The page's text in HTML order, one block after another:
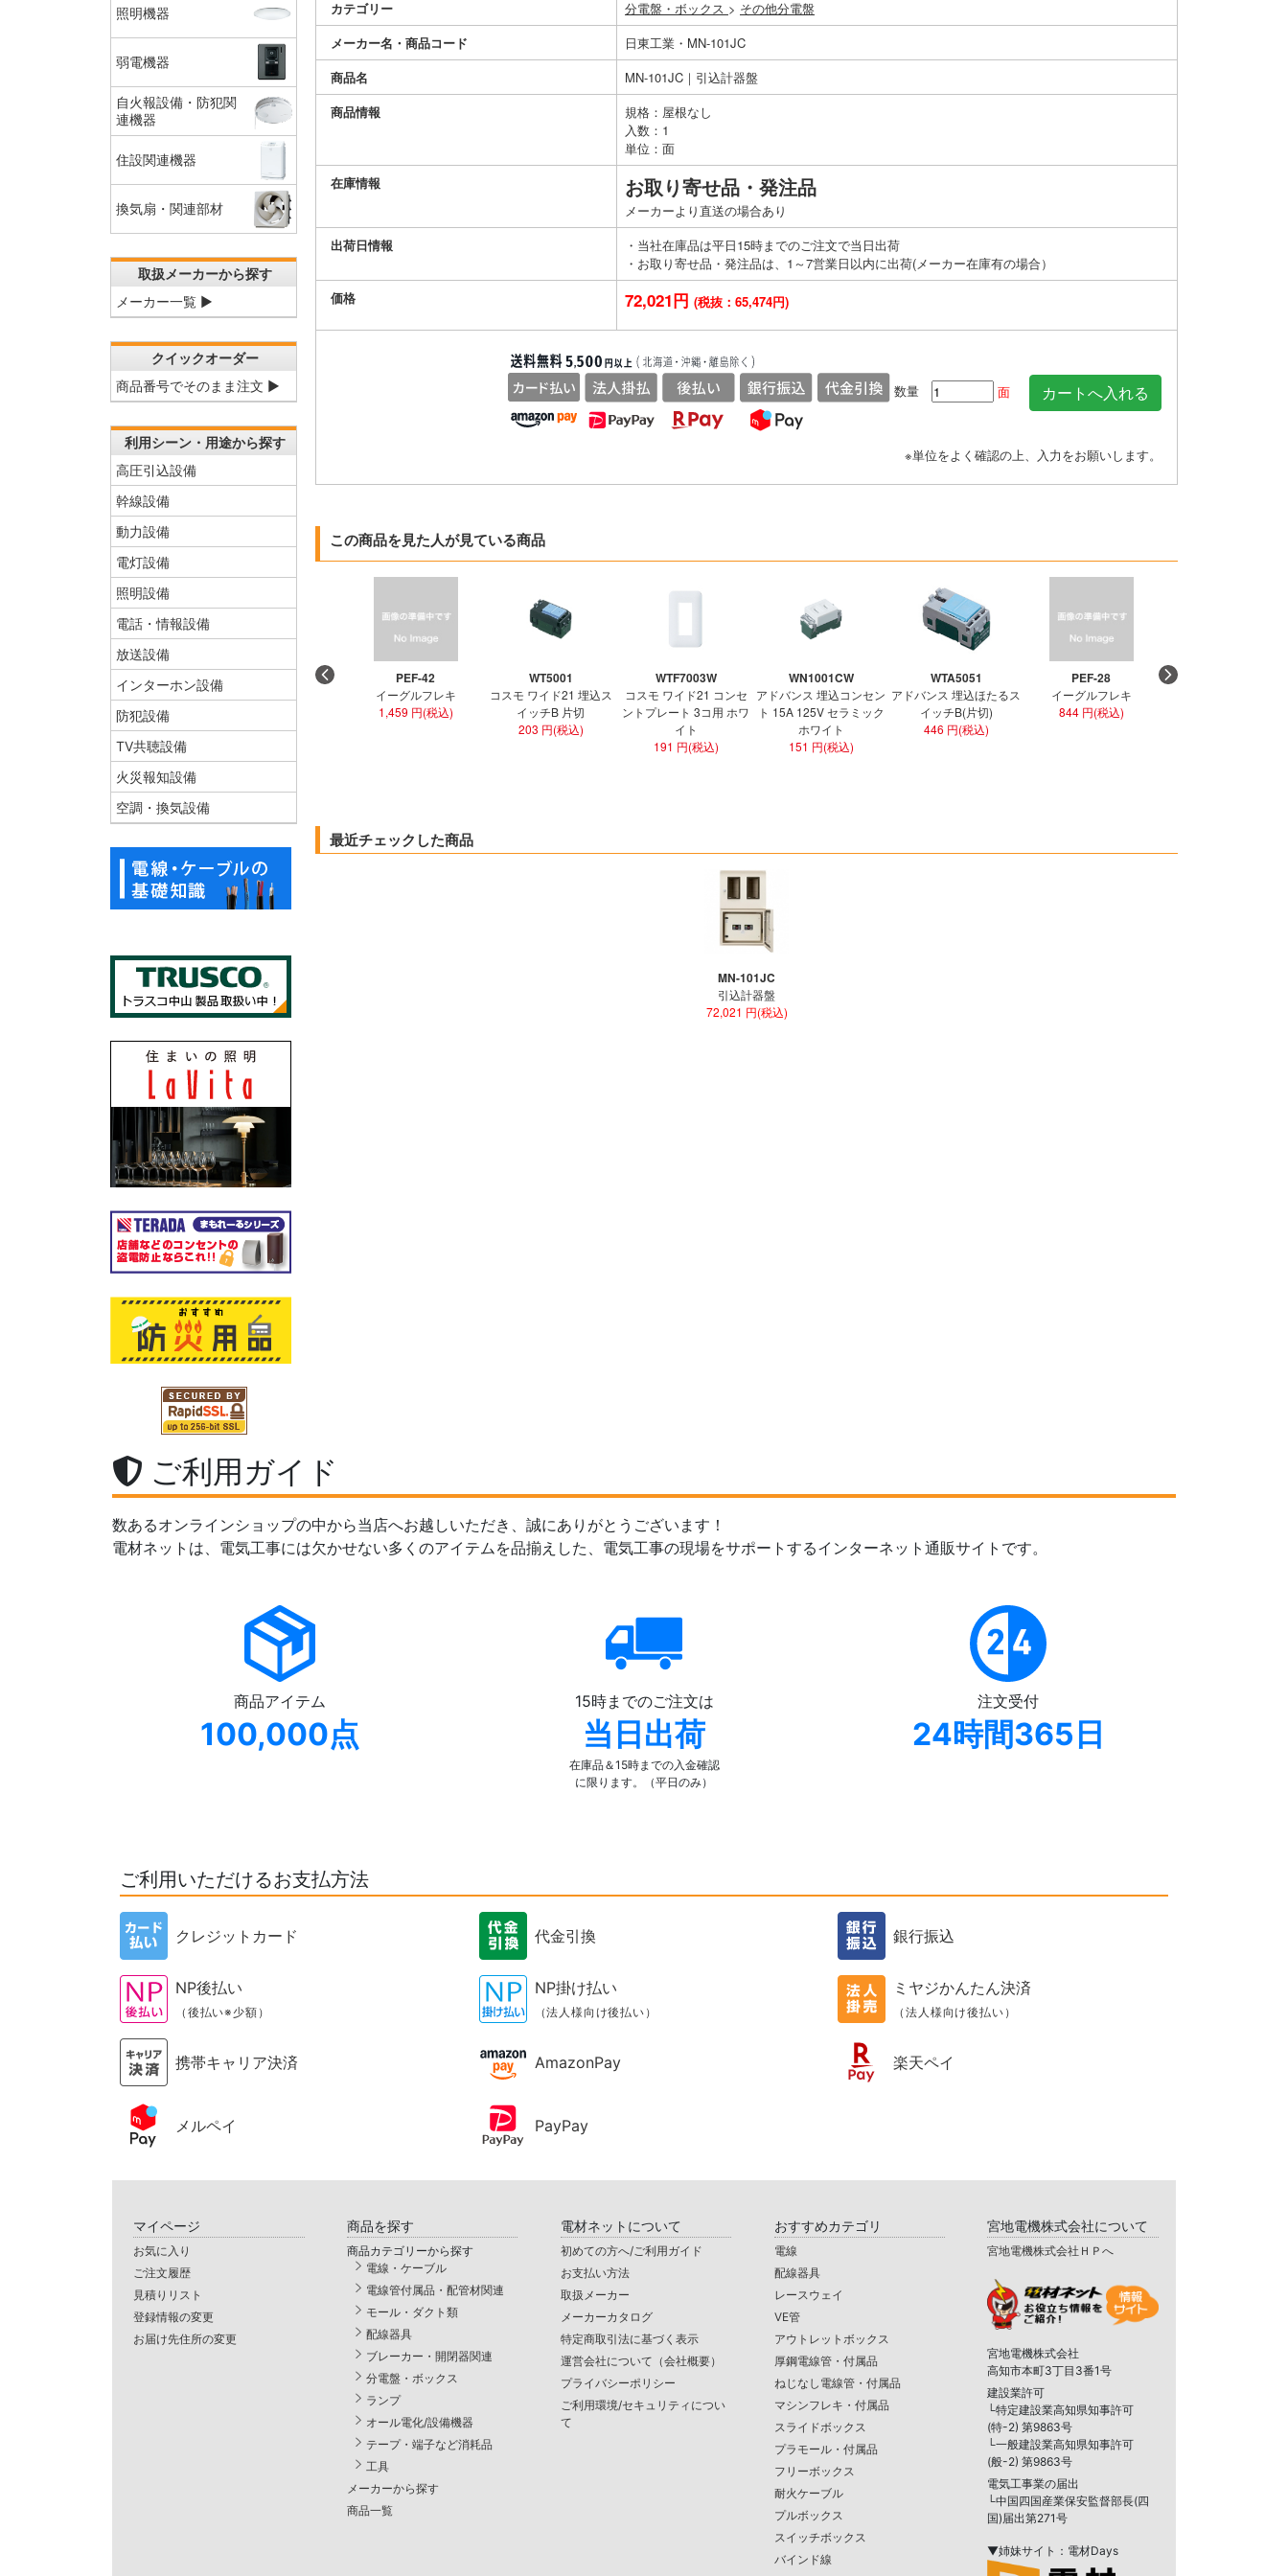
カテゴリー 分電盤・ボックス > その他分電盤
メーカー名・商品コード
日東工業・MN-101JC
商品名
MN-101JC｜引込計器盤
商品情報
規格：屋根なし
入数：1
単位：面
在庫情報
お取り寄せ品・発注品
メーカーより直送の場合あり
出荷日情報
・当社在庫品は平日15時までのご注文で当日出荷
・お取り寄せ品・発注品は、1～7営業日以内に出荷(メーカー在庫有の場合）
価格
72,021円 (税抜：65,474円)
数量 面
※単位をよく確認の上、入力をお願いします。
この商品を見た人が見ている商品
PEF-42
イーグルフレキ
1,459 円(税込)
WT5001
コスモ ワイド21 埋込ス
イッチB 片切
203 円(税込)
WTF7003W
コスモ ワイド21 コンセ
ントプレート 3コ用 ホワ
イト
191 円(税込)
WN1001CW
アドバンス 埋込コンセン
ト 15A 125V セラミック
ホワイト
151 円(税込)
WTA5051
アドバンス 埋込ほたるス
イッチB(片切)
446 円(税込)
PEF-28
イーグルフレキ
844 円(税込)
最近チェックした商品
MN-101JC
引込計器盤
72,021 円(税込)
照明機器
弱電機器
自火報設備・防犯関
連機器
住設関連機器
換気扇・関連部材
取扱メーカーから探す
メーカー一覧 ▶
クイックオーダー
商品番号でそのまま注文 ▶
利用シーン・用途から探す
高圧引込設備
幹線設備
動力設備
電灯設備
照明設備
電話・情報設備
放送設備
インターホン設備
防犯設備
TV共聴設備
火災報知設備
空調・換気設備
ご利用ガイド
数あるオンラインショップの中から当店へお越しいただき、誠にありがとうございます！
電材ネットは、電気工事には欠かせない多くのアイテムを品揃えした、電気工事の現場をサポートするインターネット通販サイトです。
商品アイテム
100,000点
15時までのご注文は
当日出荷
在庫品＆15時までの入金確認
に限ります。（平日のみ）
注文受付
24時間365日
ご利用いただけるお支払方法
クレジットカード 代金引換 銀行振込
NP後払い
（後払い※少額）
NP掛け払い
（法人様向け後払い）
ミヤジかんたん決済
（法人様向け後払い）
携帯キャリア決済 AmazonPay 楽天ペイ
メルペイ PayPay
マイページ
お気に入り
ご注文履歴
見積りリスト
登録情報の変更
お届け先住所の変更
商品を探す
商品カテゴリーから探す
電線・ケーブル
電線管付属品・配管材関連
モール・ダクト類
配線器具
ブレーカー・開閉器関連
分電盤・ボックス
ランプ
オール電化/設備機器
テープ・端子など消耗品
工具
メーカーから探す
商品一覧
電材ネットについて
初めての方へ/ご利用ガイド
お支払い方法
取扱メーカー
メーカーカタログ
特定商取引法に基づく表示
運営会社について（会社概要）
プライバシーポリシー
ご利用環境/セキュリティについ
て
おすすめカテゴリ
電線
配線器具
レースウェイ
VE管
アウトレットボックス
厚鋼電線管・付属品
ねじなし電線管・付属品
マシンフレキ・付属品
スライドボックス
プラモール・付属品
フリーボックス
耐火ケーブル
プルボックス
スイッチボックス
バインド線
宮地電機株式会社について
宮地電機株式会社ＨＰへ
宮地電機株式会社
高知市本町3丁目3番1号
建設業許可
└特定建設業高知県知事許可
(特-2) 第9863号
└一般建設業高知県知事許可
(般-2) 第9863号
電気工事業の届出
└中国四国産業保安監督部長(四
国)届出第271号
▼姉妹サイト：電材Days